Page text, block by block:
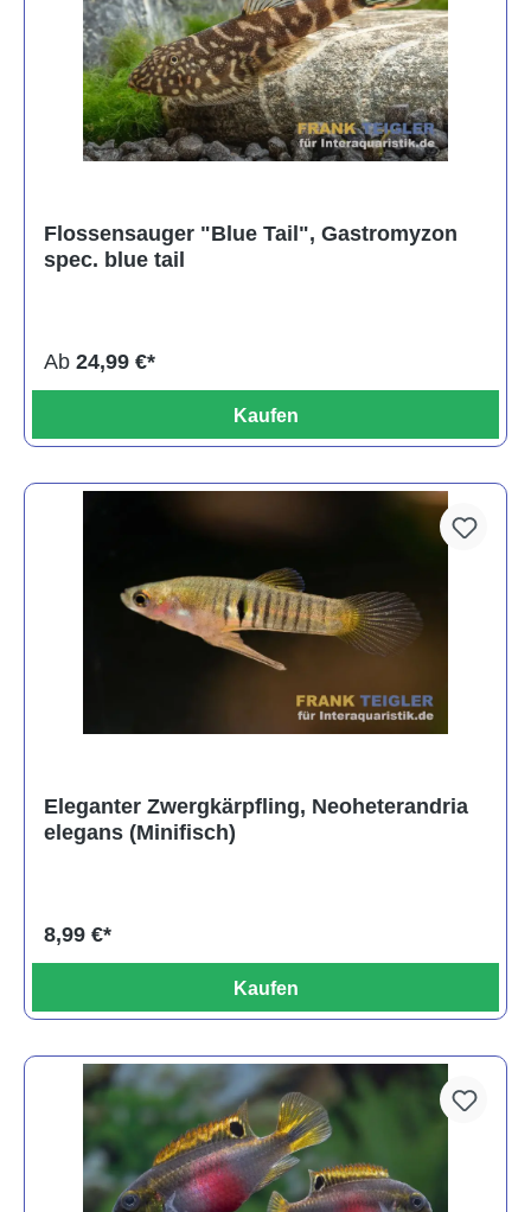
Flossensauger "Blue Tail", Gastromyzon
spec. blue tail
Ab 24,99 €*
Kaufen
Eleganter Zwergkärpfling, Neoheterandria
elegans (Minifisch)
8,99 €*
Kaufen